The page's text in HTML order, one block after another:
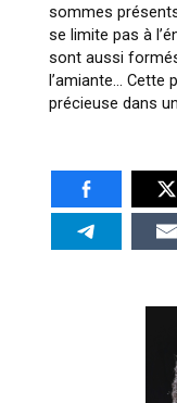
sommes
se limite pas à
sont aussi
l’amiante… Cette
précieuse dans